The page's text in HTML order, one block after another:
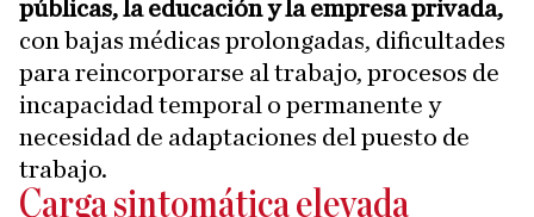
públicas, la educación y la empresa privada,
con bajas médicas prolongadas, dificultades
para reincorporarse al trabajo, procesos de
incapacidad temporal o permanente y
necesidad de adaptaciones del puesto de
trabajo.
Carga sintomática elevada